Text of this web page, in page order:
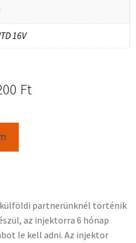
16V
Ft
partnerünknél történik
az injektorra 6 hónap
le kell adni. Az injektor